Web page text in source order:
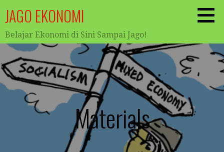
JAGO EKONOMI
Belajar Ekonomi di Sini Sampai Jago!
Materials